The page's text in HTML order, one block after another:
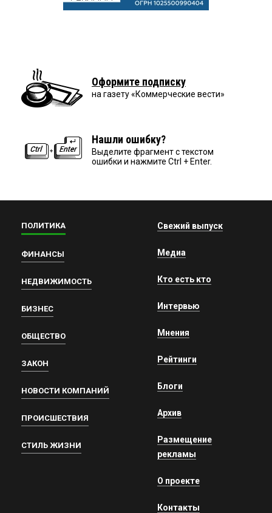
Оформите подписку
на газету «Коммерческие вести»
Нашли ошибку?
Выделите фрагмент с текстом
ошибки и нажмите Ctrl + Enter.
ПОЛИТИКА
ФИНАНСЫ
НЕДВИЖИМОСТЬ
БИЗНЕС
ОБЩЕСТВО
ЗАКОН
НОВОСТИ КОМПАНИЙ
ПРОИСШЕСТВИЯ
СТИЛЬ ЖИЗНИ
Свежий выпуск
Медиа
Кто есть кто
Интервью
Мнения
Рейтинги
Блоги
Архив
Размещение
рекламы
О проекте
Контакты